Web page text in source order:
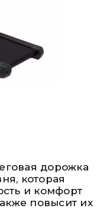
дорожка
которая
и комфорт
повысит их